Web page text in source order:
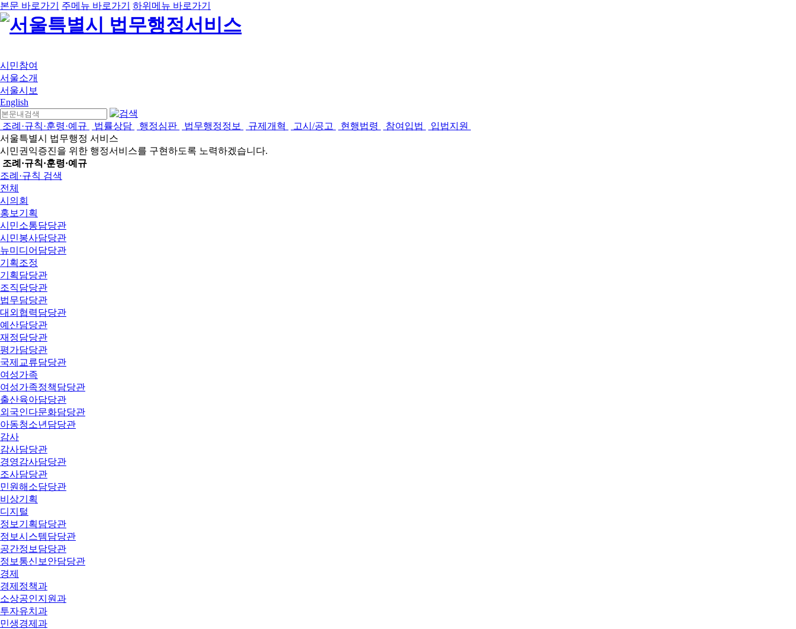
본문 바로가기 주메뉴 바로가기 하위메뉴 바로가기
시민참여
서울소개
서울시보
English
조례·규칙·훈령·예규 법률상담 행정심판 법무행정정보 규제개혁 고시/공고 현행법령 참여입법
입법지원
서울특별시 법무행정 서비스
시민권익증진을 위한 행정서비스를 구현하도록 노력하겠습니다.
조례·규칙·훈령·예규
조례·규칙 검색
전체
시의회
홍보기획
시민소통담당관
시민봉사담당관
뉴미디어담당관
기획조정
기획담당관
조직담당관
법무담당관
대외협력담당관
예산담당관
재정담당관
평가담당관
국제교류담당관
여성가족
여성가족정책담당관
출산육아담당관
외국인다문화담당관
아동청소년담당관
감사
감사담당관
경영감사담당관
조사담당관
민원해소담당관
비상기획
디지털
정보기획담당관
정보시스템담당관
공간정보담당관
정보통신보안담당관
경제
경제정책과
소상공인지원과
투자유치과
민생경제과